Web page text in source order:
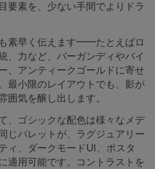
要素を、少ない手間でよりドラ
素早く伝えます――たとえばロ
、力など、バーガンディやバイ
、アンティークゴールドに寄せ
最小限のレイアウトでも、影が
囲気を醸し出します。
、ゴシックな配色は様々なメデ
じパレットが、ラグジュアリー
ィ、ダークモードUI、ポスタ
適用可能です。コントラストを